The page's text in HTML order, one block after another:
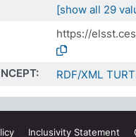
[show all 29
https://
RDF/XML
Inclusivity Statement